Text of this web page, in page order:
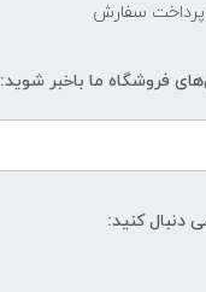
پرداخت سفارش
فروشگاه ما باخبر شوید:
دنبال کنید: